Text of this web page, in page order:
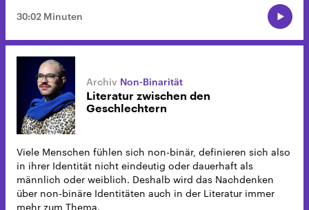
30:02 Minuten
Non-Binarität
Literatur zwischen den
Geschlechtern
Viele Menschen fühlen sich non-binär, definieren sich also
in ihrer Identität nicht eindeutig oder dauerhaft als
männlich oder weiblich. Deshalb wird das Nachdenken
über non-binäre Identitäten auch in der Literatur immer
mehr zum Thema.